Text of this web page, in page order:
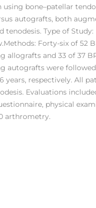
using bone–patellar
autografts, both
tenodesis. Type of Study:
Forty-six of 52
allografts and 33 of 37
autografts were
years, respectively. All
Evaluations
physical
arthrometry.